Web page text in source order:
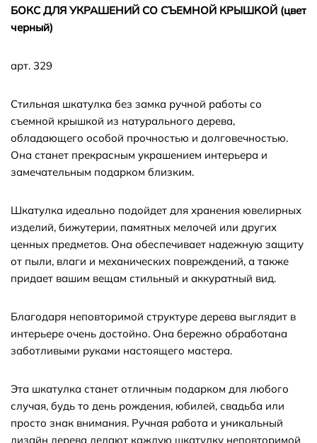
БОКС ДЛЯ УКРАШЕНИЙ СО СЪЕМНОЙ КРЫШКОЙ (цвет
черный)
арт. 329
Стильная шкатулка без замка ручной работы со
съемной крышкой из натурального дерева,
обладающего особой прочностью и долговечностью.
Она станет прекрасным украшением интерьера и
замечательным подарком близким.
Шкатулка идеально подойдет для хранения ювелирных
изделий, бижутерии, памятных мелочей или других
ценных предметов. Она обеспечивает надежную защиту
от пыли, влаги и механических повреждений, а также
придает вашим вещам стильный и аккуратный вид.
Благодаря неповторимой структуре дерева выглядит в
интерьере очень достойно. Она бережно обработана
заботливыми руками настоящего мастера.
Эта шкатулка станет отличным подарком для любого
случая, будь то день рождения, юбилей, свадьба или
просто знак внимания. Ручная работа и уникальный
дизайн дерева делают каждую шкатулку неповторимой